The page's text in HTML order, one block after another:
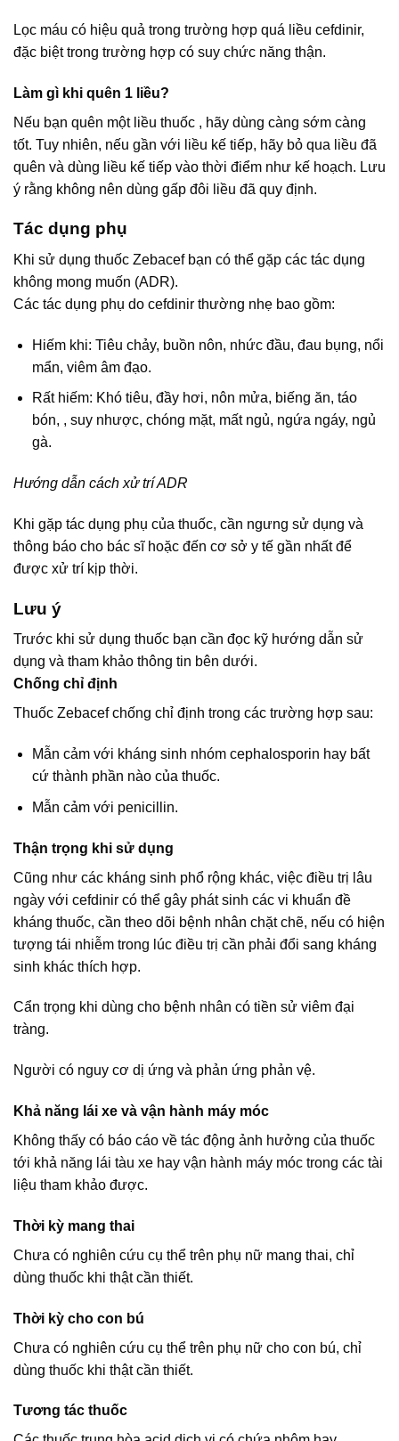
Lọc máu có hiệu quả trong trường hợp quá liều cefdinir,
đặc biệt trong trường hợp có suy chức năng thận.
Làm gì khi quên 1 liều?
Nếu bạn quên một liều thuốc , hãy dùng càng sớm càng
tốt. Tuy nhiên, nếu gần với liều kế tiếp, hãy bỏ qua liều đã
quên và dùng liều kế tiếp vào thời điểm như kế hoạch. Lưu
ý rằng không nên dùng gấp đôi liều đã quy định.
Tác dụng phụ
Khi sử dụng thuốc Zebacef bạn có thể gặp các tác dụng
không mong muốn (ADR).
Các tác dụng phụ do cefdinir thường nhẹ bao gồm:
Hiếm khi: Tiêu chảy, buồn nôn, nhức đầu, đau bụng, nổi
mẩn, viêm âm đạo.
Rất hiếm: Khó tiêu, đầy hơi, nôn mửa, biếng ăn, táo
bón, , suy nhược, chóng mặt, mất ngủ, ngứa ngáy, ngủ
gà.
Hướng dẫn cách xử trí ADR
Khi gặp tác dụng phụ của thuốc, cần ngưng sử dụng và
thông báo cho bác sĩ hoặc đến cơ sở y tế gần nhất để
được xử trí kịp thời.
Lưu ý
Trước khi sử dụng thuốc bạn cần đọc kỹ hướng dẫn sử
dụng và tham khảo thông tin bên dưới.
Chống chỉ định
Thuốc Zebacef chống chỉ định trong các trường hợp sau:
Mẫn cảm với kháng sinh nhóm cephalosporin hay bất
cứ thành phần nào của thuốc.
Mẫn cảm với penicillin.
Thận trọng khi sử dụng
Cũng như các kháng sinh phổ rộng khác, việc điều trị lâu
ngày với cefdinir có thể gây phát sinh các vi khuẩn đề
kháng thuốc, cần theo dõi bệnh nhân chặt chẽ, nếu có hiện
tượng tái nhiễm trong lúc điều trị cần phải đổi sang kháng
sinh khác thích hợp.
Cẩn trọng khi dùng cho bệnh nhân có tiền sử viêm đại
tràng.
Người có nguy cơ dị ứng và phản ứng phản vệ.
Khả năng lái xe và vận hành máy móc
Không thấy có báo cáo về tác động ảnh hưởng của thuốc
tới khả năng lái tàu xe hay vận hành máy móc trong các tài
liệu tham khảo được.
Thời kỳ mang thai
Chưa có nghiên cứu cụ thể trên phụ nữ mang thai, chỉ
dùng thuốc khi thật cần thiết.
Thời kỳ cho con bú
Chưa có nghiên cứu cụ thể trên phụ nữ cho con bú, chỉ
dùng thuốc khi thật cần thiết.
Tương tác thuốc